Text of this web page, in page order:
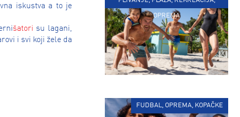
iskustva a to je
šatori su lagani,
i svi koji žele da
OPREMA
FUDBAL, OPREMA, KOPAČKE